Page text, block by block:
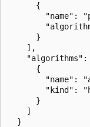
      {
"name":
      }
    ],
"algorithms":
      {
"name":
"kind":
      }
    ]
  }